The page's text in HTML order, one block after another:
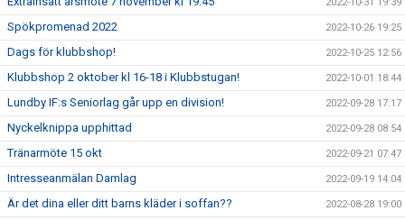
Spökpromenad 2022 2022-10-26 19:25
Dags för klubbshop! 2022-10-25 12:56
Klubbshop 2 oktober kl 16-18 i Klubbstugan! 2022-10-01 18:44
Lundby IF:s Seniorlag går upp en division! 2022-09-28 17:17
Nyckelknippa upphittad 2022-09-28 08:54
Tränarmöte 15 okt 2022-09-21 07:47
Intresseanmälan Damlag 2022-09-19 14:04
Är det dina eller ditt barns kläder i soffan?? 2022-08-28 19:00